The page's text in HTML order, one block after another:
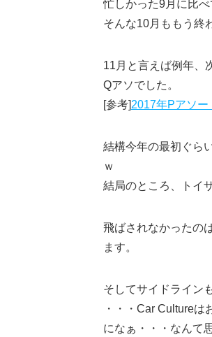
忙しかった9月に比べ
そんな10月ももう終
11月と言えば例年、
Qアソでした。
[参考]2017年Pアソー
結構今年の最初ぐら
ｗ
結局のところ、トイ
飛ばされなかったの
ます。
そしてサイドライン
・・・Car Culture
になぁ・・・なんて